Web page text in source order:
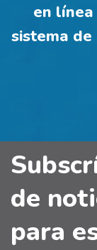
en
sistema
de
para